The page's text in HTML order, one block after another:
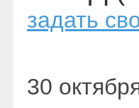
задать
30